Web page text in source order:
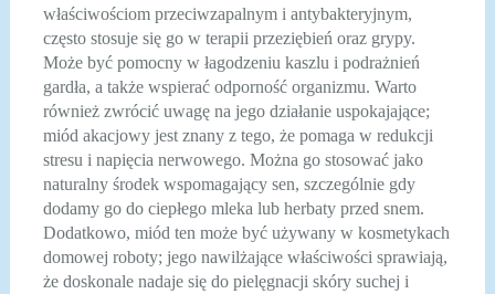
właściwościom przeciwzapalnym i antybakteryjnym,
często stosuje się go w terapii przeziębień oraz grypy.
Może być pomocny w łagodzeniu kaszlu i podrażnień
gardła, a także wspierać odporność organizmu. Warto
również zwrócić uwagę na jego działanie uspokajające;
miód akacjowy jest znany z tego, że pomaga w redukcji
stresu i napięcia nerwowego. Można go stosować jako
naturalny środek wspomagający sen, szczególnie gdy
dodamy go do ciepłego mleka lub herbaty przed snem.
Dodatkowo, miód ten może być używany w kosmetykach
domowej roboty; jego nawilżające właściwości sprawiają,
że doskonale nadaje się do pielęgnacji skóry suchej i